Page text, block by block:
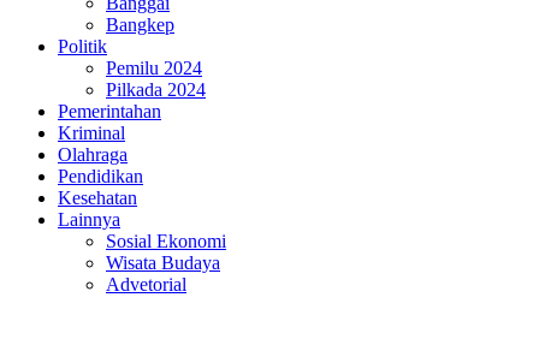
Bangkep
Politik
Pemilu 2024
Pilkada 2024
Pemerintahan
Kriminal
Olahraga
Pendidikan
Kesehatan
Lainnya
Sosial Ekonomi
Wisata Budaya
Advetorial